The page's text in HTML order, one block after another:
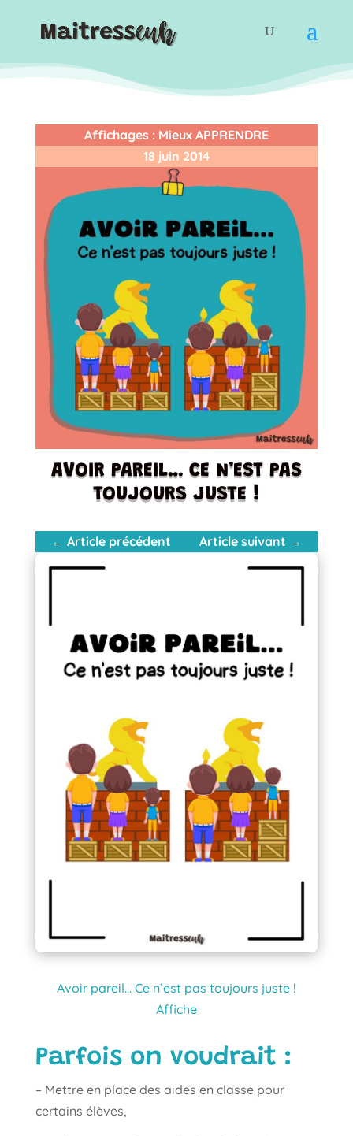
Affichages : Mieux APPRENDRE
18 juin 2014
AVOIR PAREIL… CE N’EST PAS
TOUJOURS JUSTE !
← Article précédent Article suivant →
Avoir pareil… Ce n’est pas toujours juste !
Affiche
Parfois on voudrait :
– Mettre en place des aides en classe pour
certains élèves,